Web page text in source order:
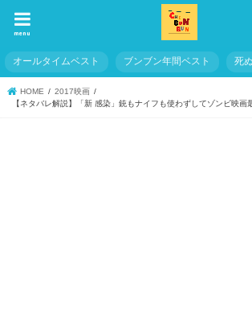
menu
オールタイムベスト ブンブン年間ベスト 死
HOME
2017映画
【ネタバレ解説】「新 感染」銃もナイフも使わずしてゾンビ映画